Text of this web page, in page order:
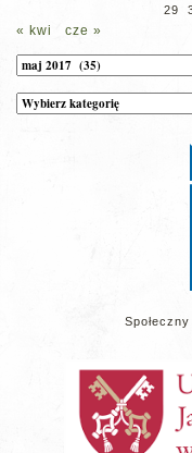
29
« kwi
cze »
Archiwum
Kategorie
wpisów